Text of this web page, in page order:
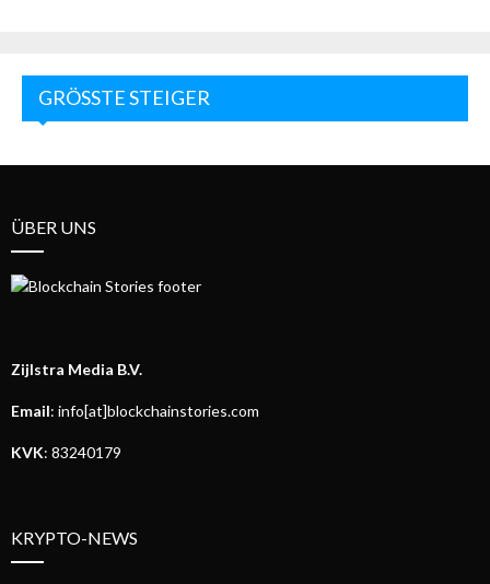
GRÖSSTE STEIGER
ÜBER UNS
Zijlstra Media B.V.
Email: info[at]blockchainstories.com
KVK: 83240179
KRYPTO-NEWS